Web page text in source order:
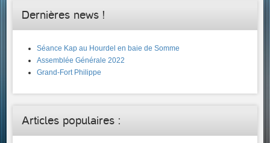
Dernières news !
Séance Kap au Hourdel en baie de Somme
Assemblée Générale 2022
Grand-Fort Philippe
Articles populaires :